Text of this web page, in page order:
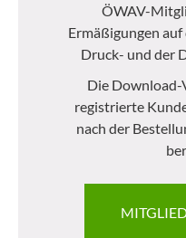
ÖWAV-
Ermäßigungen
Druck- und der
Die
registrierte
nach der